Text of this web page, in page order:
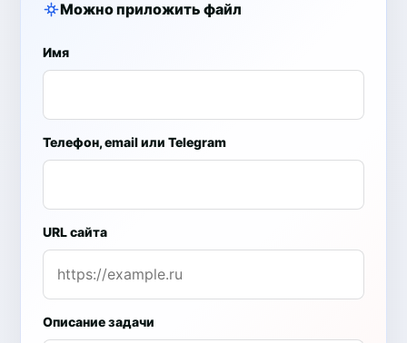
Можно приложить файл
Имя
Телефон, email или Telegram
URL сайта
Описание задачи